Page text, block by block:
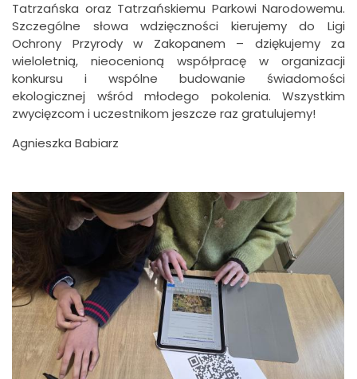
Tatrzańska oraz Tatrzańskiemu Parkowi Narodowemu.
Szczególne słowa wdzięczności kierujemy do Ligi
Ochrony Przyrody w Zakopanem – dziękujemy za
wieloletnią, nieocenioną współpracę w organizacji
konkursu i wspólne budowanie świadomości
ekologicznej wśród młodego pokolenia. Wszystkim
zwycięzcom i uczestnikom jeszcze raz gratulujemy!
Agnieszka Babiarz